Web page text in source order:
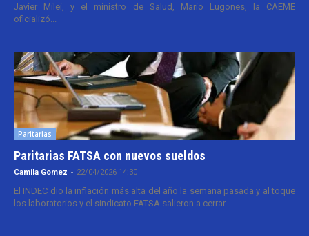
Javier Milei, y el ministro de Salud, Mario Lugones, la CAEME
oficializó...
Paritarias
Paritarias FATSA con nuevos sueldos
Camila Gomez - 22/04/2026 14:30
El INDEC dio la inflación más alta del año la semana pasada y al toque
los laboratorios y el sindicato FATSA salieron a cerrar...